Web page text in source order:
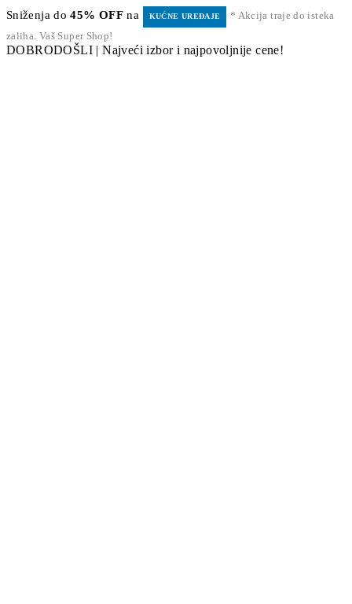
Sniženja do45% OFF na KUĆNE UREĐAJE
* Akcija traje do isteka
zaliha. Vaš Super Shop!
DOBRODOŠLI | Najveći izbor i najpovoljnije cene!